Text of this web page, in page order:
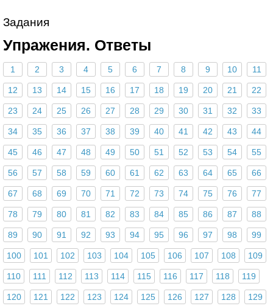
Задания
Упражения. Ответы
1 2 3 4 5 6 7 8 9 10 11
12 13 14 15 16 17 18 19 20 21 22
23 24 25 26 27 28 29 30 31 32 33
34 35 36 37 38 39 40 41 42 43 44
45 46 47 48 49 50 51 52 53 54 55
56 57 58 59 60 61 62 63 64 65 66
67 68 69 70 71 72 73 74 75 76 77
78 79 80 81 82 83 84 85 86 87 88
89 90 91 92 93 94 95 96 97 98 99
100 101 102 103 104 105 106 107 108 109
110 111 112 113 114 115 116 117 118 119
120 121 122 123 124 125 126 127 128 129